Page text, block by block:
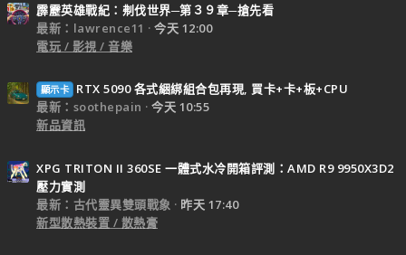
霹靂英雄戰紀：刜伐世界─第３９章─搶先看
最新：lawrence11
今天 12:00
電玩 / 影視 / 音樂
顯示卡
RTX 5090 各式綑綁組合包再現, 買卡+卡+板+CPU
最新：soothepain
今天 10:55
新品資訊
XPG TRITON II 360SE 一體式水冷開箱評測：AMD R9 9950X3D2
壓力實測
最新：古代靈異雙頭戰象
昨天 17:40
新型散熱裝置 / 散熱膏